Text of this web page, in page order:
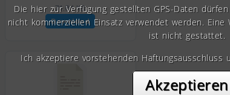
71.81 KB
Download
Die hier zur Verfügung gestellten GPS-Daten
nicht kommerziellen Einsatz verwendet werden.
ist nicht gestattet.
Ich akzeptiere vorstehenden Haftungsausschluss
Akzeptieren